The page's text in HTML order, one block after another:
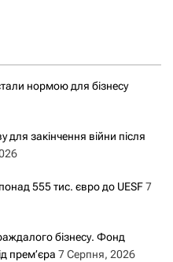
нормою для бізнесу
закінчення війни після
555 тис. євро до UESF7
бізнесу. Фонд
прем’єра 7 Серпня, 2026